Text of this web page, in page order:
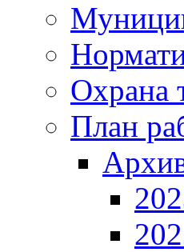
Охрана
План